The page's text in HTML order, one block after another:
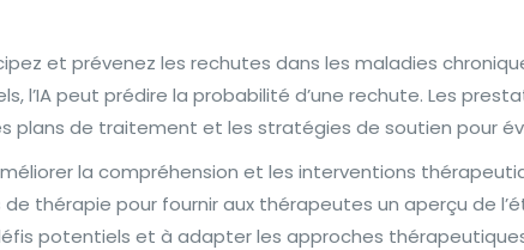
et prévenez les rechutes dans les maladies
peut prédire la probabilité d’une rechute. Les
plans de traitement et les stratégies de soutien pour
la compréhension et les interventions
thérapie pour fournir aux thérapeutes un aperçu de
potentiels et à adapter les approches